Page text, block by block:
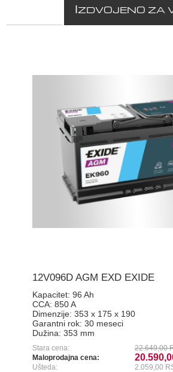
IZDVOJENO ZA
12V096D AGM EXD EXIDE
Kapacitet: 96 Ah
CCA: 850 A
Dimenzije: 353 x 175 x 190
Garantni rok: 30 meseci
Dužina: 353 mm
Stara cena:
22.649,00
Maloprodajna cena:
Ušteda: 2.059,00